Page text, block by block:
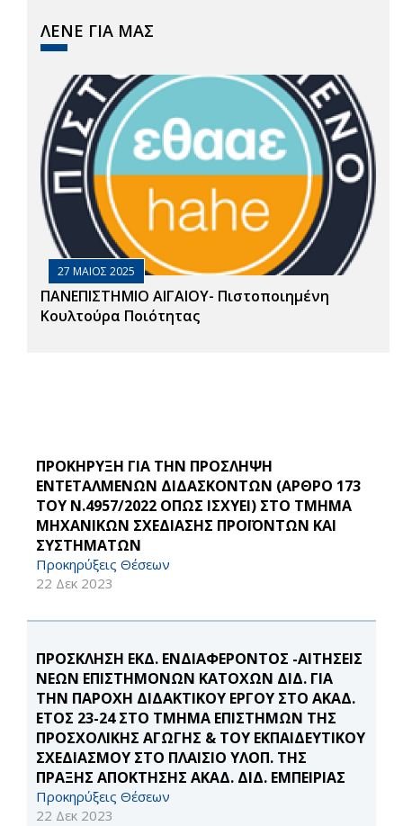
ΛΕΝΕ ΓΙΑ ΜΑΣ
27 ΜΑΙΟΣ 2025
ΠΑΝΕΠΙΣΤΗΜΙΟ ΑΙΓΑΙΟΥ- Πιστοποιημένη
Κουλτούρα Ποιότητας
ΠΡΟΚΗΡΥΞΗ ΓΙΑ ΤΗΝ ΠΡΟΣΛΗΨΗ
ΕΝΤΕΤΑΛΜΕΝΩΝ ΔΙΔΑΣΚΟΝΤΩΝ (ΑΡΘΡΟ 173
ΤΟΥ Ν.4957/2022 ΟΠΩΣ ΙΣΧΥΕΙ) ΣΤΟ ΤΜΗΜΑ
ΜΗΧΑΝΙΚΩΝ ΣΧΕΔΙΑΣΗΣ ΠΡΟΪΟΝΤΩΝ ΚΑΙ
ΣΥΣΤΗΜΑΤΩΝ
Προκηρύξεις Θέσεων
22 Δεκ 2023
ΠΡΟΣΚΛΗΣΗ ΕΚΔ. ΕΝΔΙΑΦΕΡΟΝΤΟΣ -ΑΙΤΗΣΕΙΣ
ΝΕΩΝ ΕΠΙΣΤΗΜΟΝΩΝ ΚΑΤΟΧΩΝ ΔΙΔ. ΓΙΑ
ΤΗΝ ΠΑΡΟΧΗ ΔΙΔΑΚΤΙΚΟΥ ΕΡΓΟΥ ΣΤΟ ΑΚΑΔ.
ΕΤΟΣ 23-24 ΣΤΟ ΤΜΗΜΑ ΕΠΙΣΤΗΜΩΝ ΤΗΣ
ΠΡΟΣΧΟΛΙΚΗΣ ΑΓΩΓΗΣ & ΤΟΥ ΕΚΠΑΙΔΕΥΤΙΚΟΥ
ΣΧΕΔΙΑΣΜΟΥ ΣΤΟ ΠΛΑΙΣΙΟ ΥΛΟΠ. ΤΗΣ
ΠΡΑΞΗΣ ΑΠΟΚΤΗΣΗΣ ΑΚΑΔ. ΔΙΔ. ΕΜΠΕΙΡΙΑΣ
Προκηρύξεις Θέσεων
22 Δεκ 2023